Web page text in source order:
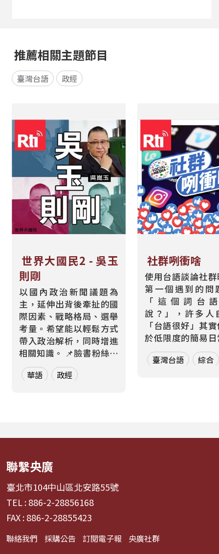
推薦相關主題節目
臺灣台語 政經
世界大國民2 - 吳玉
則剛
以國內政治新聞議題為
主，延伸出背後牽扯的國
際因素、戰略格局、選舉
考量。希望能以輕鬆方式
帶入政治解析，同時增進
相關知識。 📌臉書粉絲專
頁👉央廣華語節目粉絲團
| Facebook 來信資訊 郵
17rti@rti.org.tw
華語 政經
社群咧衝啥
使用台語談論社
第一個遇到的問
「這個詞台
說？」，許多人
「台語很好」其
於低限度的簡易
用語；然而當代
爆炸，每天都有
更需要在網路上、
臺灣台語 綜合
聯繫央廣
臺北市104中山區北安路55號
TEL : 886-2-28856168
FAX : 886-2-28855423
聯絡我們 採購公告 訂閱電子報 央廣社群